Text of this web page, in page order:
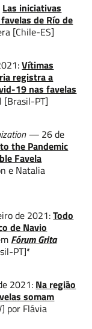
Las iniciativas
de Río de
[Chile-ES]
Vítimas
registra a
19 nas favelas
[Brasil-PT]
— 26 de
the Pandemic
Favela
e Natalia
de 2021:Todo
de Navio
Fórum Grita
PT]*
2021: Na região
somam
por Flávia